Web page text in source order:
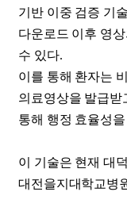
기반 이중 검증 기
다운로드 이후 영
수 있다.
이를 통해 환자는
의료영상을 발급받
통해 행정 효율성
이 기술은 현재 대
대전을지대학교병